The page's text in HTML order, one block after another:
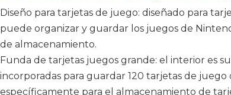
Diseño para tarjetas de juego: diseñado para
puede organizar y guardar los juegos de
de almacenamiento.
Funda de tarjetas juegos grande: el interior es
incorporadas para guardar 120 tarjetas de juego
específicamente para el almacenamiento de